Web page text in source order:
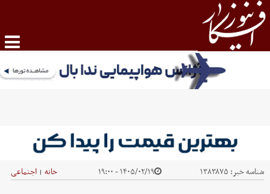
شناسه خبر: ۱۳۸۳۸۷۵ ۱۴۰۵/۰۲/۱۹ - ۱۹:۰۰ خانه | اجتماعی